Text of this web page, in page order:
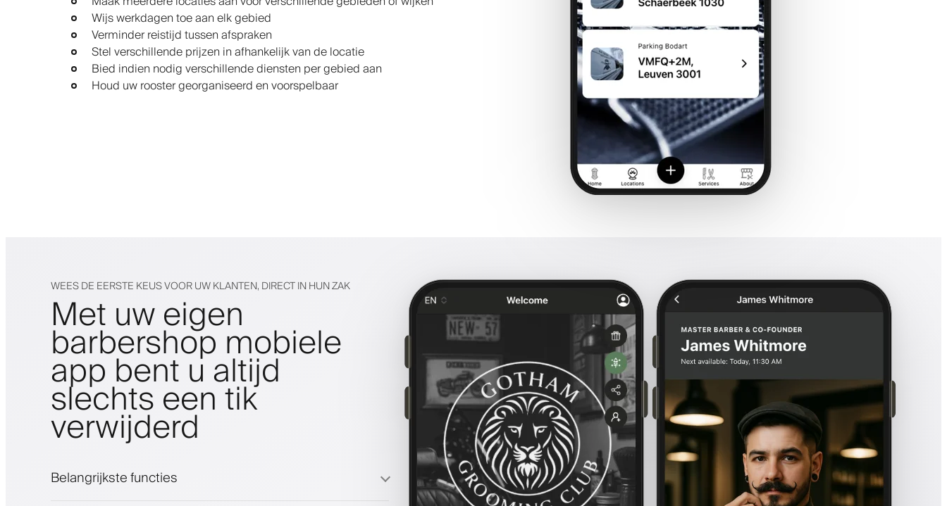
Wijs werkdagen toe aan elk gebied
Verminder reistijd tussen afspraken
Stel verschillende prijzen in afhankelijk van de locatie
Bied indien nodig verschillende diensten per gebied aan
Houd uw rooster georganiseerd en voorspelbaar
WEES DE EERSTE KEUS VOOR UW KLANTEN, DIRECT IN HUN ZAK
Met uw eigen
barbershop mobiele
app bent u altijd
slechts een tik
verwijderd
Belangrijkste functies